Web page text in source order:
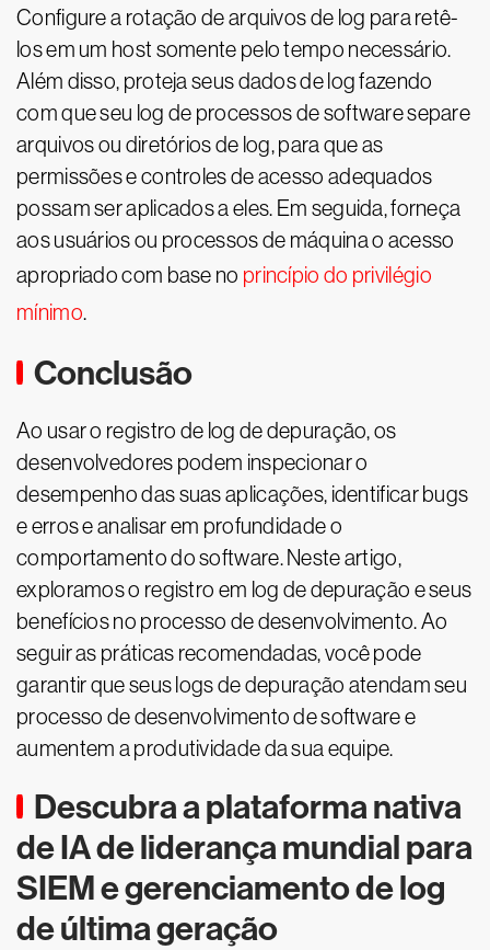
Configure a rotação de arquivos de log para retê-
los em um host somente pelo tempo necessário.
Além disso, proteja seus dados de log fazendo
com que seu log de processos de software separe
arquivos ou diretórios de log, para que as
permissões e controles de acesso adequados
possam ser aplicados a eles. Em seguida, forneça
aos usuários ou processos de máquina o acesso
apropriado com base no princípio do privilégio
mínimo.
Conclusão
Ao usar o registro de log de depuração, os
desenvolvedores podem inspecionar o
desempenho das suas aplicações, identificar bugs
e erros e analisar em profundidade o
comportamento do software. Neste artigo,
exploramos o registro em log de depuração e seus
benefícios no processo de desenvolvimento. Ao
seguir as práticas recomendadas, você pode
garantir que seus logs de depuração atendam seu
processo de desenvolvimento de software e
aumentem a produtividade da sua equipe.
Descubra a plataforma nativa
de IA de liderança mundial para
SIEM e gerenciamento de log
de última geração